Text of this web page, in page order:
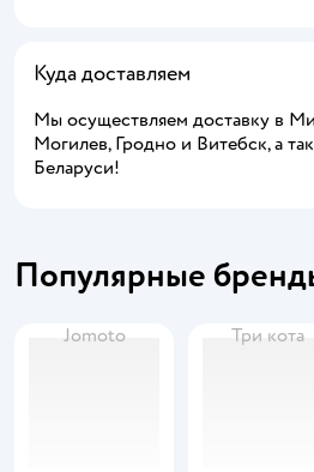
Куда доставляем
Мы осуществляем доставку в
Могилев, Гродно и Витебск, а
Беларуси!
Популярные
Jomoto Три кота